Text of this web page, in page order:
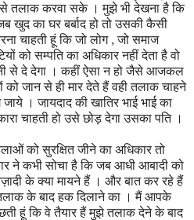
तलाक करवा सके । मुझे भी देखना है कि
खुद का घर बर्बाद हो तो उसकी कैसी
चाहती हूं कि जो लोग , जो समाज
को सम्पति का अधिकार नहीं देता है वो
से दे देगा । कहीं ऐसा न हो जैसे आजकल
को जान से ही मार देते हैं वही तलाक चाहने
। जायदाद की खातिर भाई भाई का
चाहती हो उसे छोड़ देगा उसका पति ।
को सुरक्षित जीने का अधिकार तो
ने कभी सोचा है कि जब आधी आबादी को
के क्या मायने हैं । और बात कर रहे हैं
के बाद हक दिलाने का । मैं आपके
हूं कि वे तैयार हैं मुझे तलाक देने के बाद